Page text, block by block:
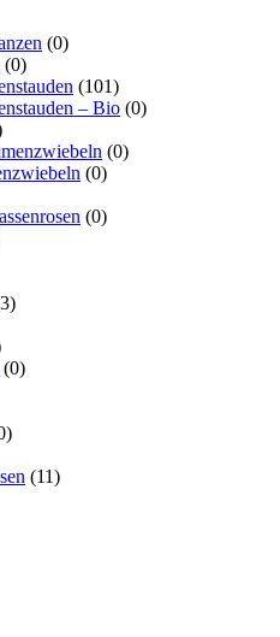
(0)
(0)
(101)
– Bio (0)
(0)
(0)
(0)
(0)
(11)